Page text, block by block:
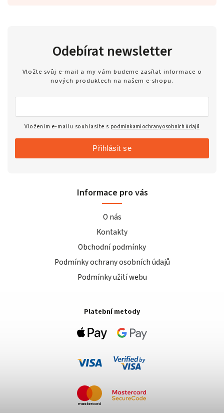
Odebírat newsletter
Vložte svůj e-mail a my vám budeme zasílat informace o
nových produktech na našem e-shopu.
Vložením e-mailu souhlasíte s podmínkami ochrany osobních údajů
Přihlásit se
Informace pro vás
O nás
Kontakty
Obchodní podmínky
Podmínky ochrany osobních údajů
Podmínky užití webu
Platební metody